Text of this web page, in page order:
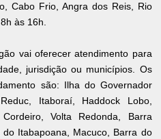
Cabo Frio, Angra dos Reis, Rio
às 16h.
vai oferecer atendimento para
jurisdição ou municípios. Os
são: Ilha do Governador
Itaboraí, Haddock Lobo,
Volta Redonda, Barra
Itabapoana, Macuco, Barra do